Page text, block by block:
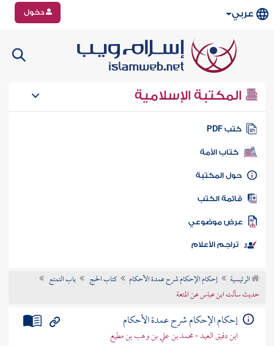
عربي دخول
المكتبة الإسلامية
كتب PDF
كتاب الأمة
المكتبة
الكتب
موضوعي
تراجم الأعلام
الرئيسية إحكام الإحكام شرح عمدة الأحكام كتاب الحج
باب التمتع
حديث سألت ابن عباس عن المتعة
إحكام الإحكام شرح عمدة الأحكام
ابن دقيق العيد - محمد بن علي بن وهب بن مطيع